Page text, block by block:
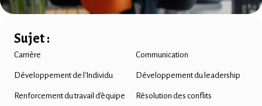
Sujet :
Carrière Communication
Développement de l'Individu Développement du leadership
Renforcement du travail d’èquipe Rèsolution des conflits